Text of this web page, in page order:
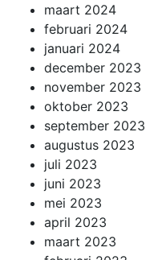
maart 2024
februari 2024
januari 2024
december 2023
november 2023
oktober 2023
september 2023
augustus 2023
juli 2023
juni 2023
mei 2023
april 2023
maart 2023